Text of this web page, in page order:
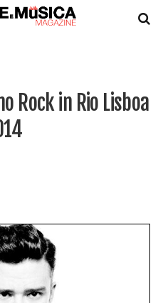
Rock in Rio Lisboa